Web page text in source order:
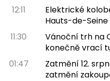
12:11
Elektrické
Hauts-de-Seine
11:30
Vánoční trh na
konečně vrací
01:47
Zatmění 12.
zatmění